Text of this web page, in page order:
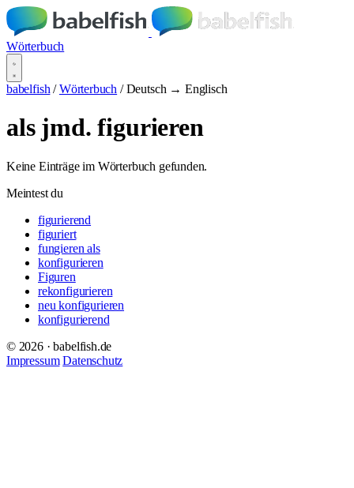
Wörterbuch
babelfish / Wörterbuch / Deutsch → Englisch
als jmd. figurieren
Keine Einträge im Wörterbuch gefunden.
Meintest du
figurierend
figuriert
fungieren als
konfigurieren
Figuren
rekonfigurieren
neu konfigurieren
konfigurierend
© 2026 · babelfish.de
Impressum Datenschutz